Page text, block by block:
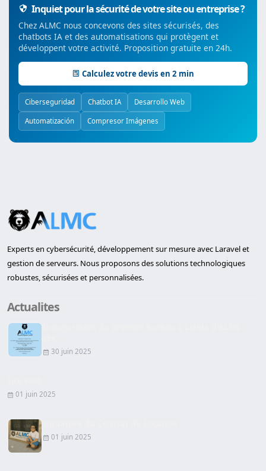
Inquiet pour la sécurité de votre site ou entreprise ?
Chez ALMC nous concevons des sites sécurisés, des
chatbots IA et des automatisations qui protègent et
développent votre activité. Proposition gratuite en 24h.
Calculez votre devis en 2 min
Ciberseguridad Chatbot IA Desarrollo Web
Automatización Compresor Imágenes
Experts en cybersécurité, développement sur mesure avec Laravel et
gestion de serveurs. Nous proposons des solutions technologiques
robustes, sécurisées et personnalisées.
Actualites
30 juin 2025
01 juin 2025
01 juin 2025